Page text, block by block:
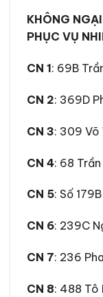
KHÔNG
PHỤC VỤ
CN 1: 69B
CN 2: 369D
CN 3: 309 Võ
CN 4: 68
CN 5: Số
CN 6: 239C
CN 7: 236
CN 8: 488 Tô